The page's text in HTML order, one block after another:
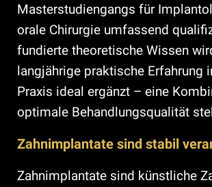
Masterstudiengangs für
orale Chirurgie umfassend
fundierte theoretische Wissen
langjährige praktische Erfahrung
Praxis ideal ergänzt – eine
optimale Behandlungsqualität
Zahnimplantate sind stabil
Zahnimplantate sind künstliche